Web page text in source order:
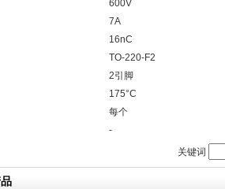
600V
7A
16nC
TO-220-F2
2引脚
175°C
每个
-
关键词